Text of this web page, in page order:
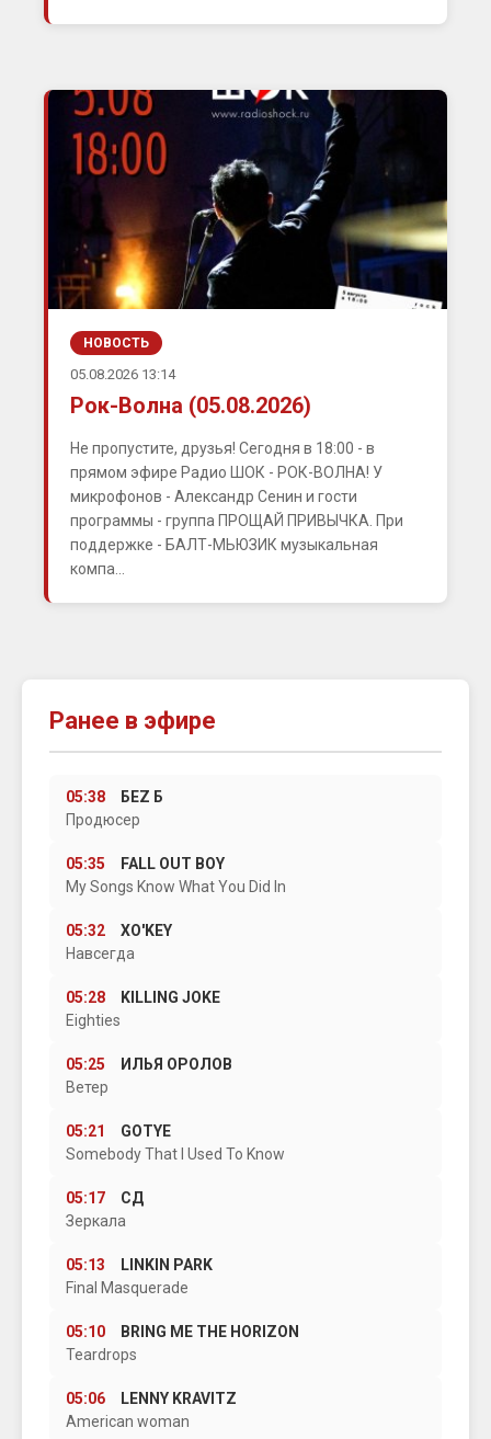
НОВОСТЬ
05.08.2026 13:14
Рок-Волна (05.08.2026)
Не пропустите, друзья! Сегодня в 18:00 - в
прямом эфире Радио ШОК - РОК-ВОЛНА! У
микрофонов - Александр Сенин и гости
программы - группа ПРОЩАЙ ПРИВЫЧКА. При
поддержке - БАЛТ-МЬЮЗИК музыкальная
компа...
Ранее в эфире
05:38
БЕZ Б
Продюсер
05:35
FALL OUT BOY
My Songs Know What You Did In
05:32
XO'KEY
Навсегда
05:28
KILLING JOKE
Eighties
05:25
ИЛЬЯ ОРОЛОВ
Ветер
05:21
GOTYE
Somebody That I Used To Know
05:17
СД
Зеркала
05:13
LINKIN PARK
Final Masquerade
05:10
BRING ME THE HORIZON
Teardrops
05:06
LENNY KRAVITZ
American woman